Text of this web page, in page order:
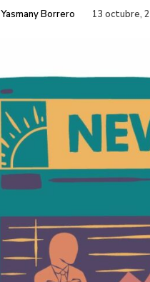
Yasmany Borrero 13 octubre,